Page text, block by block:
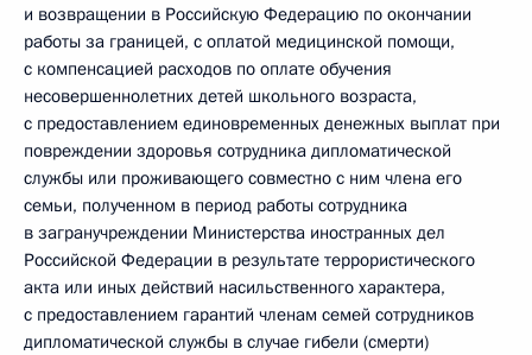
и возвращении в Российскую Федерацию по окончании
работы за границей, с оплатой медицинской помощи,
с компенсацией расходов по оплате обучения
несовершеннолетних детей школьного возраста,
с предоставлением единовременных денежных выплат при
повреждении здоровья сотрудника дипломатической
службы или проживающего совместно с ним члена его
семьи, полученном в период работы сотрудника
в загранучреждении Министерства иностранных дел
Российской Федерации в результате террористического
акта или иных действий насильственного характера,
с предоставлением гарантий членам семей сотрудников
дипломатической службы в случае гибели (смерти)